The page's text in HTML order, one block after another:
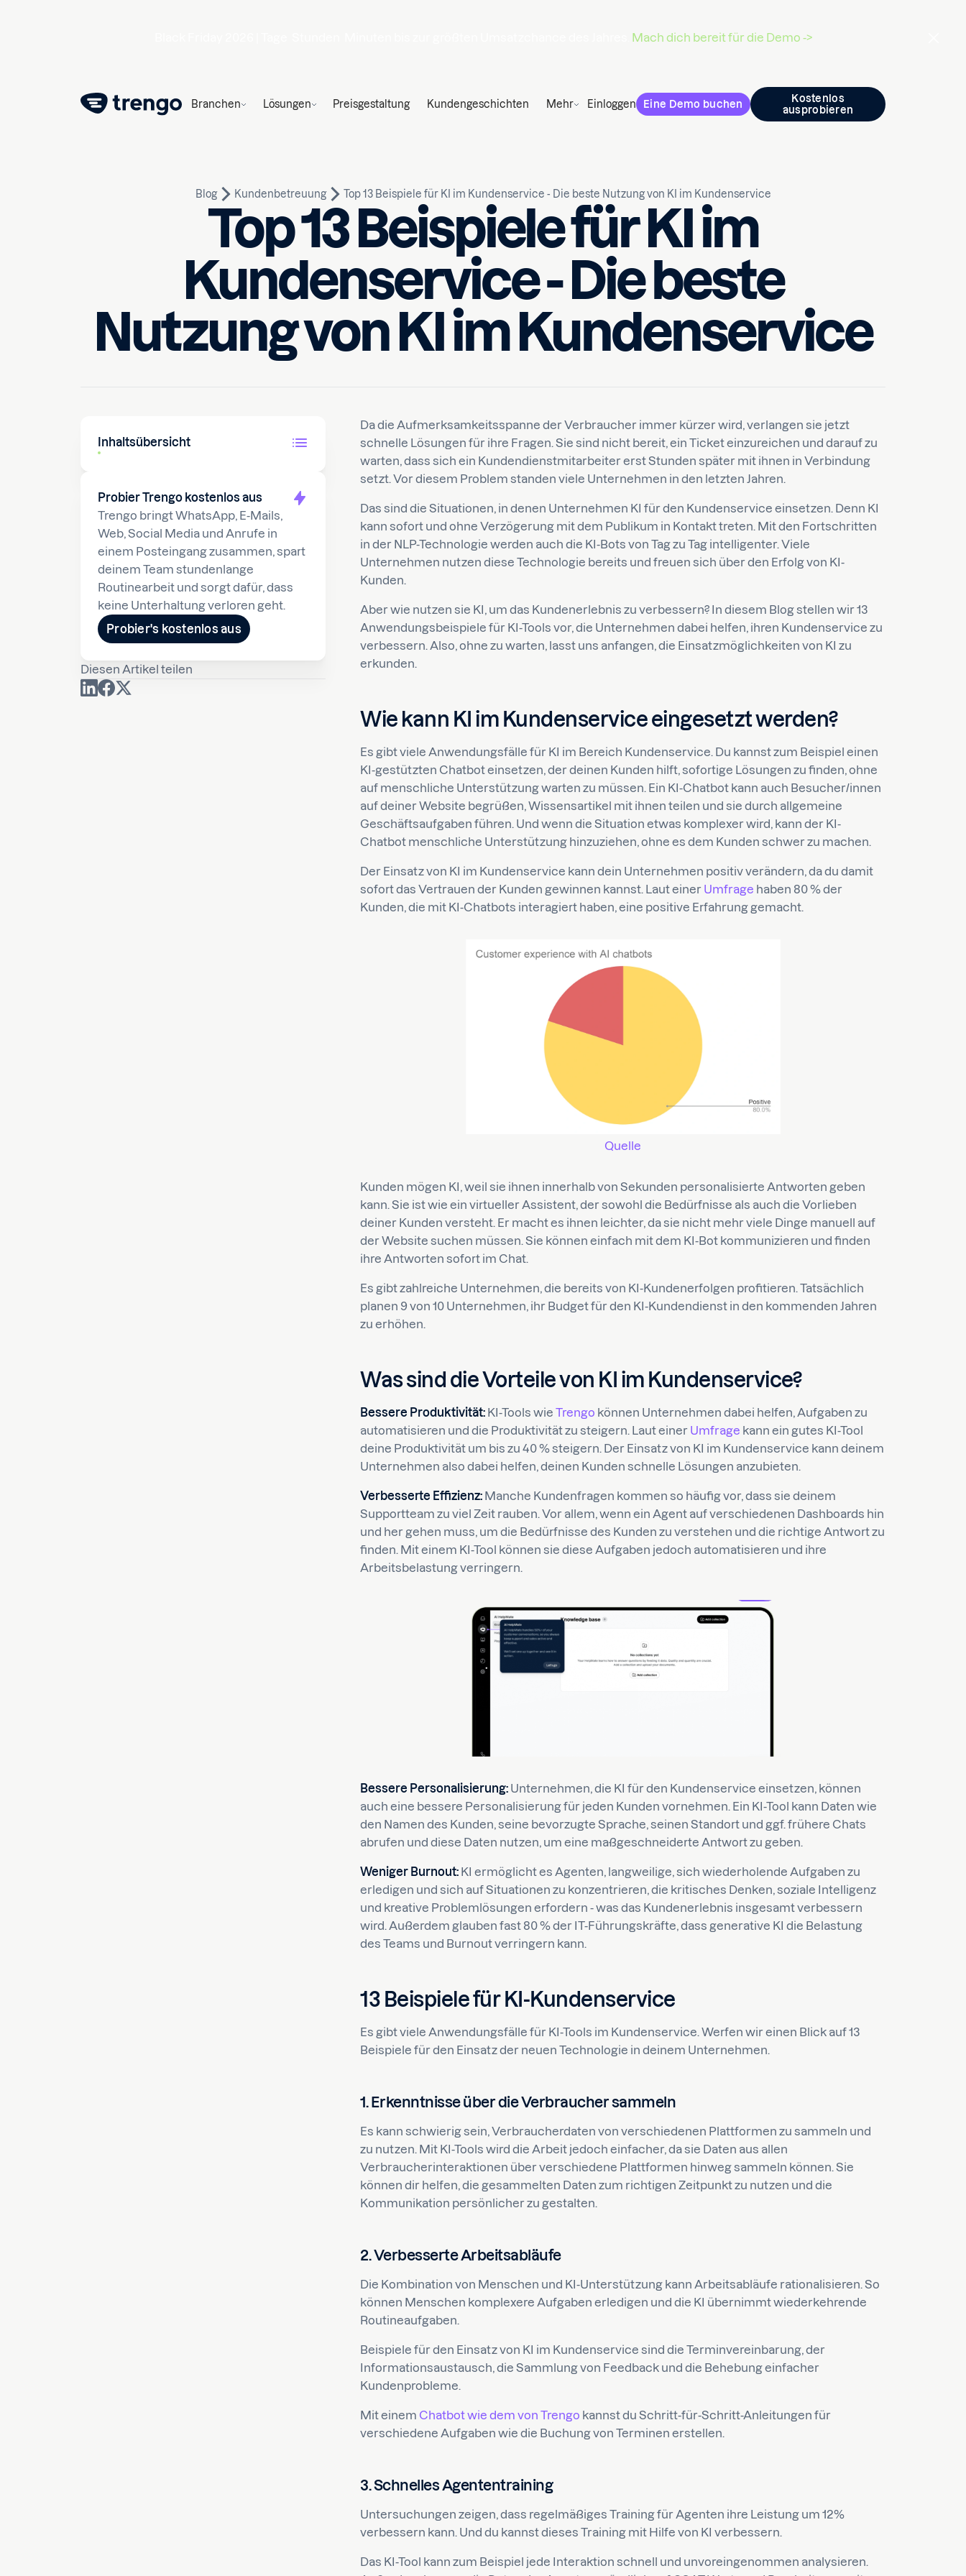
Mach dich bereit für die Demo ->
Branchen Lösungen Preisgestaltung Kundengeschichten Mehr Einloggen Eine Demo buchen
Kostenlos
ausprobieren
Blog Kundenbetreuung Top 13 Beispiele für KI im Kundenservice - Die beste Nutzung von KI im Kundenservice
Top 13 Beispiele für KI im
Kundenservice - Die beste
Nutzung von KI im Kundenservice
30. August 2024 10 min lesen
Geschrieben von
Federico
Inhaltsübersicht
Probier Trengo kostenlos aus
Trengo bringt WhatsApp, E-Mails,
Web, Social Media und Anrufe in
einem Posteingang zusammen, spart
deinem Team stundenlange
Routinearbeit und sorgt dafür, dass
keine Unterhaltung verloren geht.
Probier's kostenlos aus
Diesen Artikel teilen
Da die Aufmerksamkeitsspanne der Verbraucher immer kürzer wird, verlangen sie jetzt
schnelle Lösungen für ihre Fragen. Sie sind nicht bereit, ein Ticket einzureichen und darauf zu
warten, dass sich ein Kundendienstmitarbeiter erst Stunden später mit ihnen in Verbindung
setzt. Vor diesem Problem standen viele Unternehmen in den letzten Jahren.
Das sind die Situationen, in denen Unternehmen KI für den Kundenservice einsetzen. Denn KI
kann sofort und ohne Verzögerung mit dem Publikum in Kontakt treten. Mit den Fortschritten
in der NLP-Technologie werden auch die KI-Bots von Tag zu Tag intelligenter. Viele
Unternehmen nutzen diese Technologie bereits und freuen sich über den Erfolg von KI-
Kunden.
Aber wie nutzen sie KI, um das Kundenerlebnis zu verbessern? In diesem Blog stellen wir 13
Anwendungsbeispiele für KI-Tools vor, die Unternehmen dabei helfen, ihren Kundenservice zu
verbessern. Also, ohne zu warten, lasst uns anfangen, die Einsatzmöglichkeiten von KI zu
erkunden.
Wie kann KI im Kundenservice eingesetzt werden?
Es gibt viele Anwendungsfälle für KI im Bereich Kundenservice. Du kannst zum Beispiel einen
KI-gestützten Chatbot einsetzen, der deinen Kunden hilft, sofortige Lösungen zu finden, ohne
auf menschliche Unterstützung warten zu müssen. Ein KI-Chatbot kann auch Besucher/innen
auf deiner Website begrüßen, Wissensartikel mit ihnen teilen und sie durch allgemeine
Geschäftsaufgaben führen. Und wenn die Situation etwas komplexer wird, kann der KI-
Chatbot menschliche Unterstützung hinzuziehen, ohne es dem Kunden schwer zu machen.
Der Einsatz von KI im Kundenservice kann dein Unternehmen positiv verändern, da du damit
sofort das Vertrauen der Kunden gewinnen kannst. Laut einer Umfrage haben 80 % der
Kunden, die mit KI-Chatbots interagiert haben, eine positive Erfahrung gemacht.
Quelle
Kunden mögen KI, weil sie ihnen innerhalb von Sekunden personalisierte Antworten geben
kann. Sie ist wie ein virtueller Assistent, der sowohl die Bedürfnisse als auch die Vorlieben
deiner Kunden versteht. Er macht es ihnen leichter, da sie nicht mehr viele Dinge manuell auf
der Website suchen müssen. Sie können einfach mit dem KI-Bot kommunizieren und finden
ihre Antworten sofort im Chat.
Es gibt zahlreiche Unternehmen, die bereits von KI-Kundenerfolgen profitieren. Tatsächlich
planen 9 von 10 Unternehmen, ihr Budget für den KI-Kundendienst in den kommenden Jahren
zu erhöhen.
Was sind die Vorteile von KI im Kundenservice?
Bessere Produktivität: KI-Tools wieTrengo können Unternehmen dabei helfen, Aufgaben zu
automatisieren und die Produktivität zu steigern. Laut einer Umfrage kann ein gutes KI-Tool
deine Produktivität um bis zu 40 % steigern. Der Einsatz von KI im Kundenservice kann deinem
Unternehmen also dabei helfen, deinen Kunden schnelle Lösungen anzubieten.
Verbesserte Effizienz: Manche Kundenfragen kommen so häufig vor, dass sie deinem
Supportteam zu viel Zeit rauben. Vor allem, wenn ein Agent auf verschiedenen Dashboards hin
und her gehen muss, um die Bedürfnisse des Kunden zu verstehen und die richtige Antwort zu
finden. Mit einem KI-Tool können sie diese Aufgaben jedoch automatisieren und ihre
Arbeitsbelastung verringern.
Bessere Personalisierung: Unternehmen, die KI für den Kundenservice einsetzen, können
auch eine bessere Personalisierung für jeden Kunden vornehmen. Ein KI-Tool kann Daten wie
den Namen des Kunden, seine bevorzugte Sprache, seinen Standort und ggf. frühere Chats
abrufen und diese Daten nutzen, um eine maßgeschneiderte Antwort zu geben.
Weniger Burnout: KI ermöglicht es Agenten, langweilige, sich wiederholende Aufgaben zu
erledigen und sich auf Situationen zu konzentrieren, die kritisches Denken, soziale Intelligenz
und kreative Problemlösungen erfordern - was das Kundenerlebnis insgesamt verbessern
wird. Außerdem glauben fast 80 % der IT-Führungskräfte, dass generative KI die Belastung
des Teams und Burnout verringern kann.
13 Beispiele für KI-Kundenservice
Es gibt viele Anwendungsfälle für KI-Tools im Kundenservice. Werfen wir einen Blick auf 13
Beispiele für den Einsatz der neuen Technologie in deinem Unternehmen.
1. Erkenntnisse über die Verbraucher sammeln
Es kann schwierig sein, Verbraucherdaten von verschiedenen Plattformen zu sammeln und
zu nutzen. Mit KI-Tools wird die Arbeit jedoch einfacher, da sie Daten aus allen
Verbraucherinteraktionen über verschiedene Plattformen hinweg sammeln können. Sie
können dir helfen, die gesammelten Daten zum richtigen Zeitpunkt zu nutzen und die
Kommunikation persönlicher zu gestalten.
2. Verbesserte Arbeitsabläufe
Die Kombination von Menschen und KI-Unterstützung kann Arbeitsabläufe rationalisieren. So
können Menschen komplexere Aufgaben erledigen und die KI übernimmt wiederkehrende
Routineaufgaben.
Beispiele für den Einsatz von KI im Kundenservice sind die Terminvereinbarung, der
Informationsaustausch, die Sammlung von Feedback und die Behebung einfacher
Kundenprobleme.
Mit einem Chatbot wie dem von Trengo kannst du Schritt-für-Schritt-Anleitungen für
verschiedene Aufgaben wie die Buchung von Terminen erstellen.
3. Schnelles Agententraining
Untersuchungen zeigen, dass regelmäßiges Training für Agenten ihre Leistung um 12%
verbessern kann. Und du kannst dieses Training mit Hilfe von KI verbessern.
Das KI-Tool kann zum Beispiel jede Interaktion schnell und unvoreingenommen analysieren.